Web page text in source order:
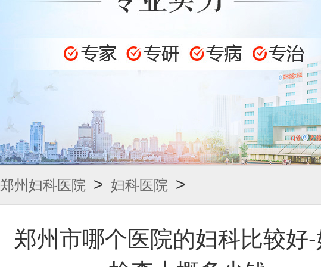
郑州妇科医院 > 妇科医院 >
郑州市哪个医院的妇科比较好